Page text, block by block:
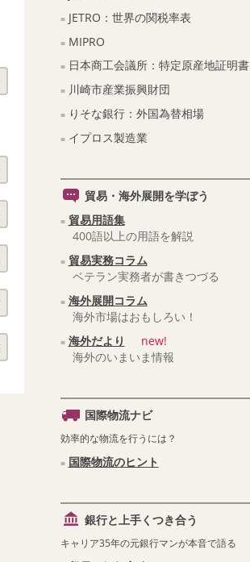
JETRO：世界の関税率表
MIPRO
日本商工会議所：特定原産地証明書
川崎市産業振興財団
りそな銀行：外国為替相場
イプロス製造業
貿易・海外展開を学ぼう
貿易用語集
400語以上の用語を解説
貿易実務コラム
ベテラン実務者が書きつづる
海外展開コラム
海外市場はおもしろい！
海外だより
new!
海外のいまいま情報
国際物流ナビ
効率的な物流を行うには？
国際物流のヒント
銀行と上手くつき合う
キャリア35年の元銀行マンが本音で語る